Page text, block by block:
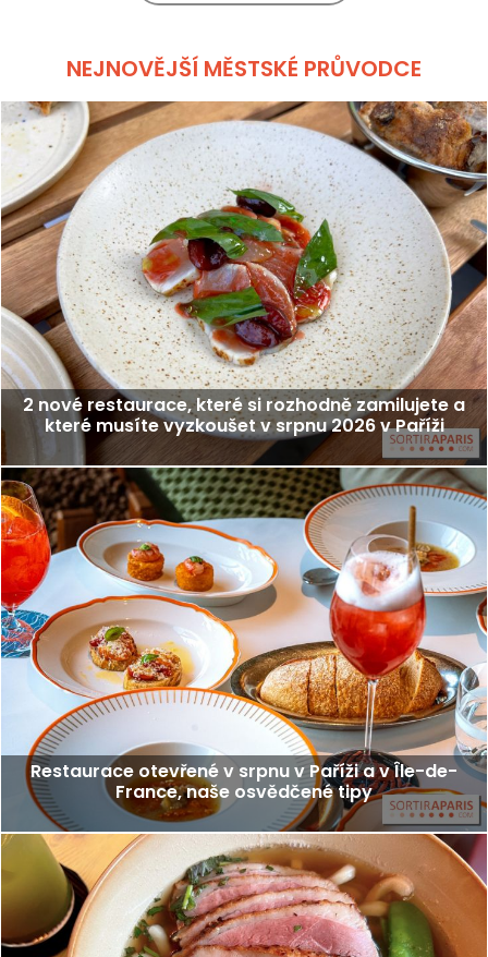
NEJNOVĚJŠÍ MĚSTSKÉ PRŮVODCE
2 nové restaurace, které si rozhodně zamilujete a
které musíte vyzkoušet v srpnu 2026 v Paříži
Restaurace otevřené v srpnu v Paříži a v Île-de-
France, naše osvědčené tipy